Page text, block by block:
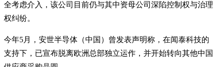
全考虑介入，该公司目前仍与其中资母公司深陷控制权与治理
权纠纷。
今年5月，安世半导体（中国）曾发表声明称，在闻泰科技的
支持下，已宣布脱离欧洲总部独立运作，并开始转向其他中国